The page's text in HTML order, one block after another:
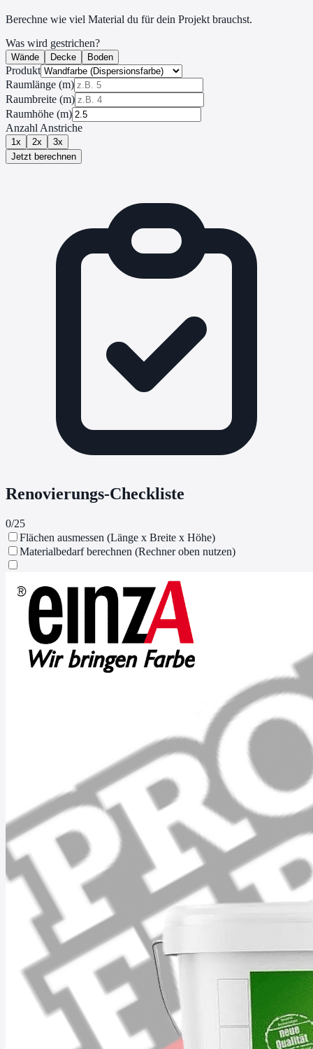
Berechne wie viel Material du für dein Projekt brauchst.
Was wird gestrichen?
Wände Decke Boden
Produkt
Raumlänge (m)
Raumbreite (m)
Raumhöhe (m)
Anzahl Anstriche
1x 2x 3x
Jetzt berechnen
Renovierungs-Checkliste
0/25
Flächen ausmessen (Länge x Breite x Höhe)
Materialbedarf berechnen (Rechner oben nutzen)